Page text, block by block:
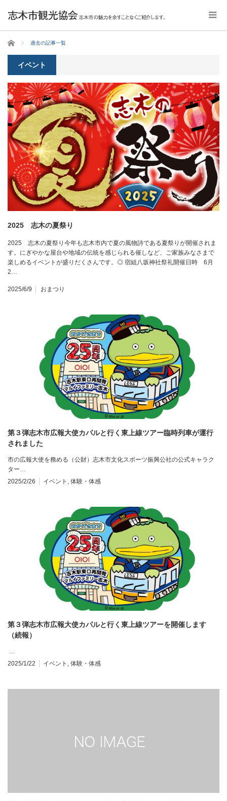
ホーム 過去の記事一覧
イベント
2025 志木の夏祭り
2025 志木の夏祭り今年も志木市内で夏の風物詩である夏祭りが開催されま
す。にぎやかな屋台や地域の伝統を感じられる催しなど、ご家族みなさまで
楽しめるイベントが盛りだくさんです。◎ 宿組八坂神社祭礼開催日時 6月
2…
2025/6/9 おまつり
第３弾志木市広報大使カパルと行く東上線ツアー臨時列車が運行
されました
市の広報大使を務める（公財）志木市文化スポーツ振興公社の公式キャラク
ター…
2025/2/26
イベント 体験・体感
第３弾志木市広報大使カパルと行く東上線ツアーを開催します
（続報）
2025/1/22
イベント 体験・体感